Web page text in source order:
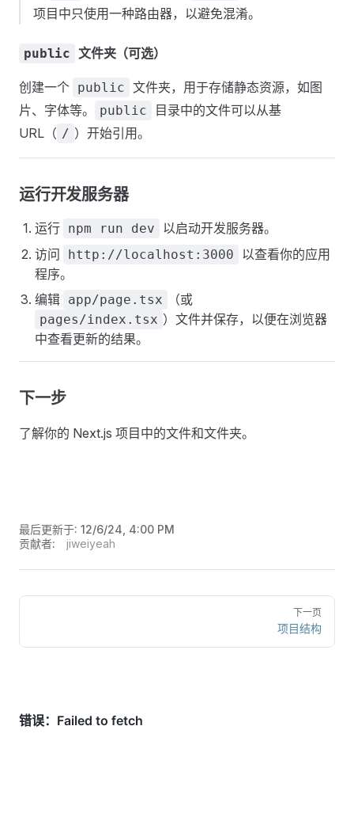
项目中只使用一种路由器，以避免混淆。
public 文件夹（可选）
创建一个 public 文件夹，用于存储静态资源，如图
片、字体等。
public
目录中的文件可以从基
URL（ / ）开始引用。
运行开发服务器
运行 npm run dev
以启动开发服务器。
访问
http://localhost:3000
以查看你的应用
程序。
编辑 app/page.tsx （或
pages/index.tsx ）文件并保存，以便在浏览器
中查看更新的结果。
下一步
了解你的 Next.js 项目中的文件和文件夹。
最后更新于: 12/6/24, 4:00 PM
贡献者:
jiweiyeah
下一页
项目结构